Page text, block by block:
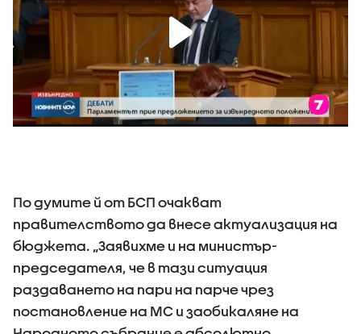
По думите й от БСП очакват
правителството да внесе актуализация на
бюджета. „Заявихме и на министър-
председателя, че в тази ситуация
раздаването на пари на парче чрез
постановление на МС и заобикаляне на